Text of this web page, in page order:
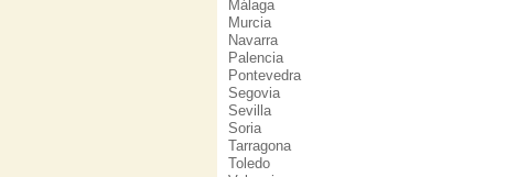
Málaga
Murcia
Navarra
Palencia
Pontevedra
Segovia
Sevilla
Soria
Tarragona
Toledo